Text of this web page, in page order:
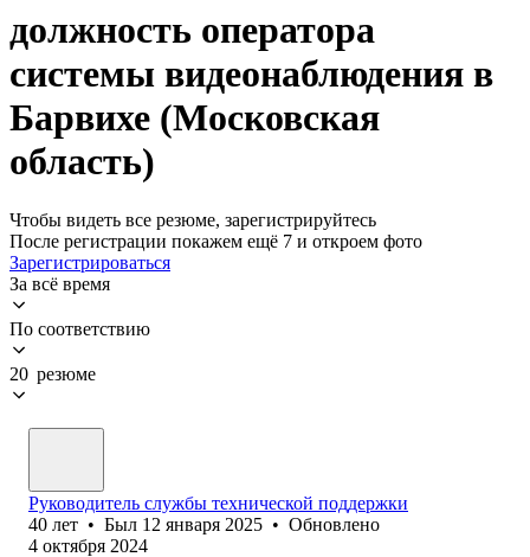
должность оператора
системы видеонаблюдения в
Барвихе (Московская
область)
Чтобы видеть все резюме, зарегистрируйтесь
После регистрации покажем ещё 7 и откроем фото
Зарегистрироваться
За всё время
По соответствию
20 резюме
Руководитель службы технической поддержки
40 лет • Был 12 января 2025 • Обновлено
4 октября 2024